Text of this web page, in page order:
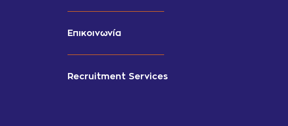
Επικοινωνία
Recruitment Services